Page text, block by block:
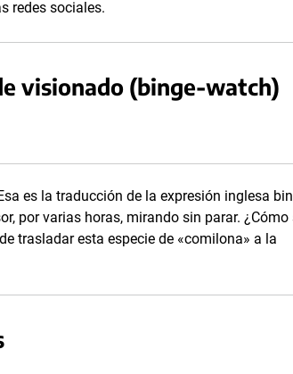
redes sociales.
visionado (binge-watch)
es la traducción de la expresión inglesa
por varias horas, mirando sin parar. ¿Cómo
trasladar esta especie de «comilona» a la